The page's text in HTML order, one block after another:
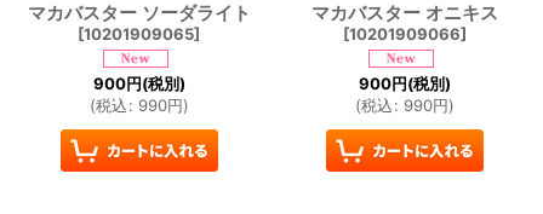
マカバスター ソーダライト
[10201909065]
900円(税別)
(税込: 990円)
マカバスター オニキス
[10201909066]
900円(税別)
(税込: 990円)